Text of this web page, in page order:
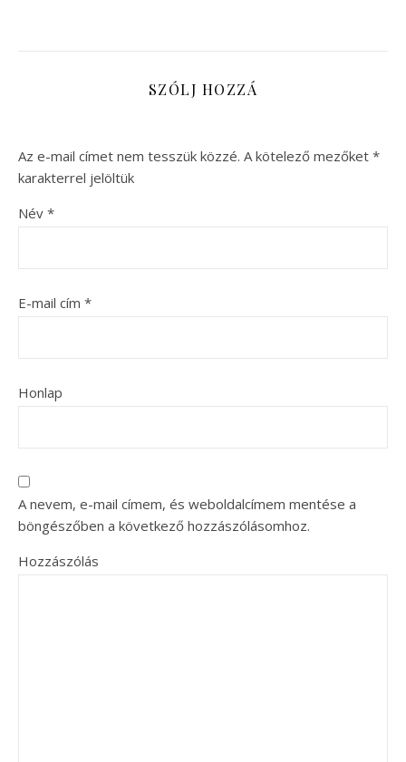
SZÓLJ HOZZÁ
Az e-mail címet nem tesszük közzé. A kötelező mezőket *
karakterrel jelöltük
Név *
E-mail cím *
Honlap
A nevem, e-mail címem, és weboldalcímem mentése a
böngészőben a következő hozzászólásomhoz.
Hozzászólás